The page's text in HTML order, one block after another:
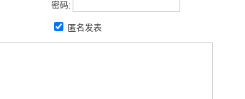
密码:
匿名发表